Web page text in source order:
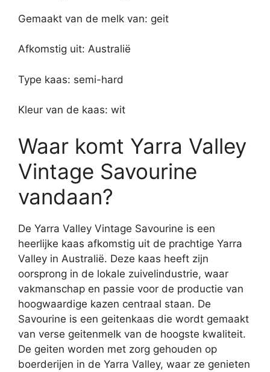
Gemaakt van de melk van: geit
Afkomstig uit: Australië
Type kaas: semi-hard
Kleur van de kaas: wit
Waar komt Yarra Valley
Vintage Savourine
vandaan?
De Yarra Valley Vintage Savourine is een
heerlijke kaas afkomstig uit de prachtige Yarra
Valley in Australië. Deze kaas heeft zijn
oorsprong in de lokale zuivelindustrie, waar
vakmanschap en passie voor de productie van
hoogwaardige kazen centraal staan. De
Savourine is een geitenkaas die wordt gemaakt
van verse geitenmelk van de hoogste kwaliteit.
De geiten worden met zorg gehouden op
boerderijen in de Yarra Valley, waar ze genieten